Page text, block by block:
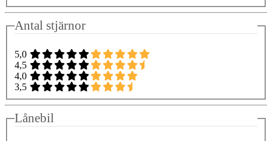
Antal stjärnor
5,0
4,5
4,0
3,5
Lånebil